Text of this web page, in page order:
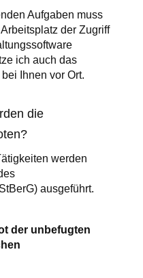
Aufgaben muss
der Zugriff
ich auch das
Ihnen vor Ort.
die
werden
ausgeführt.
der unbefugten